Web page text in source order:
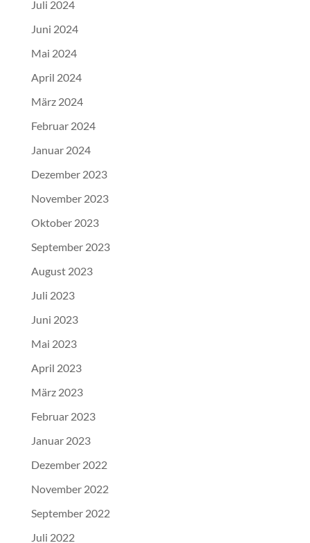
Juli 2024
Juni 2024
Mai 2024
April 2024
März 2024
Februar 2024
Januar 2024
Dezember 2023
November 2023
Oktober 2023
September 2023
August 2023
Juli 2023
Juni 2023
Mai 2023
April 2023
März 2023
Februar 2023
Januar 2023
Dezember 2022
November 2022
September 2022
Juli 2022